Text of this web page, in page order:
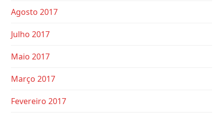
Agosto 2017
Julho 2017
Maio 2017
Março 2017
Fevereiro 2017